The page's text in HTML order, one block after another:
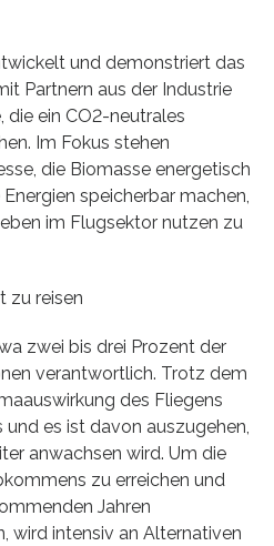
und demonstriert das
Partnern aus der Industrie
die ein CO2-neutrales
Im Fokus stehen
die Biomasse energetisch
speicherbar machen,
im Flugsektor nutzen zu
zu reisen
zwei bis drei Prozent der
verantwortlich. Trotz dem
des Fliegens
es ist davon auszugehen,
anwachsen wird. Um die
zu erreichen und
Jahren
wird intensiv an Alternativen